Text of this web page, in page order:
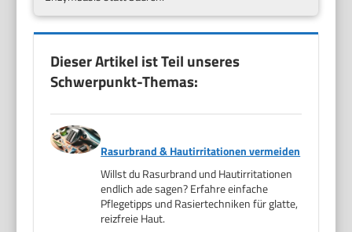
Dieser Artikel ist Teil unseres
Schwerpunkt-Themas:
Rasurbrand & Hautirritationen vermeiden
Willst du Rasurbrand und Hautirritationen
endlich ade sagen? Erfahre einfache
Pflegetipps und Rasiertechniken für glatte,
reizfreie Haut.